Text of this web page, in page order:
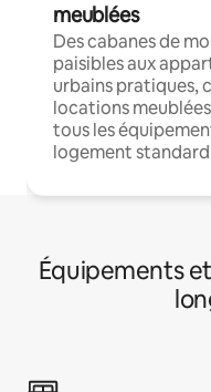
meublées
Des cabanes de
paisibles aux
urbains pratiques,
locations
tous les
logement
Équipements